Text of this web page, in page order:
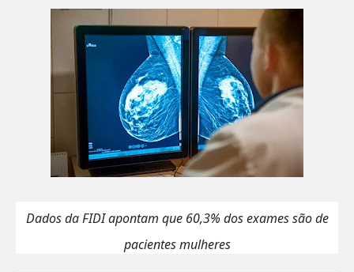
Dados da FIDI apontam que 60,3% dos exames são de
pacientes mulheres